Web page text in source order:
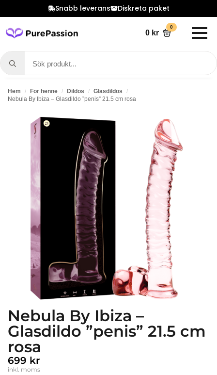
Snabb leverans Diskreta paket
0 kr
0
Search
for:
Hem För henne Dildos
Glasdildos
Nebula By Ibiza – Glasdildo ”penis” 21.5 cm rosa
Nebula By Ibiza –
Glasdildo ”penis” 21.5 cm
rosa
699 kr
inkl. moms